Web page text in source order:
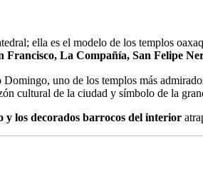
ella es el modelo de los templos
Francisco, La Compañía, San Felipe
Domingo, uno de los templos más
cultural de la ciudad y símbolo de la
y los decorados barrocos del interior